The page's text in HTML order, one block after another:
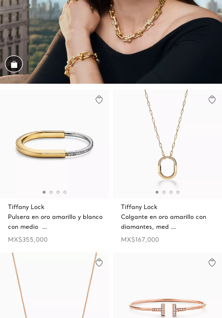
Conozca el look
Tiffany Lock
Pulsera en oro amarillo y blanco
con medio …
MX$355,000
Tiffany Lock
Colgante en oro amarillo con
diamantes, med …
MX$167,000